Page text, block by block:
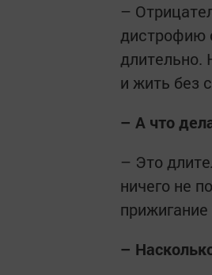
–
дистрофию
длительно.
и жить без
– А что
– Это
ничего не
–